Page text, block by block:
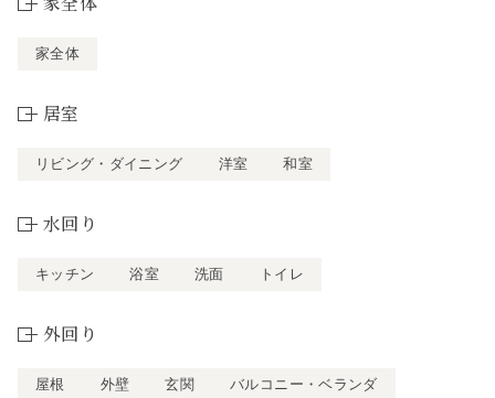
家全体
居室
リビング・ダイニング 洋室 和室
水回り
キッチン 浴室 洗面 トイレ
外回り
屋根 外壁 玄関 バルコニー・ベランダ